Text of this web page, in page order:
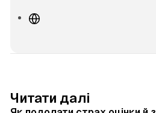
В
т
Читати далі